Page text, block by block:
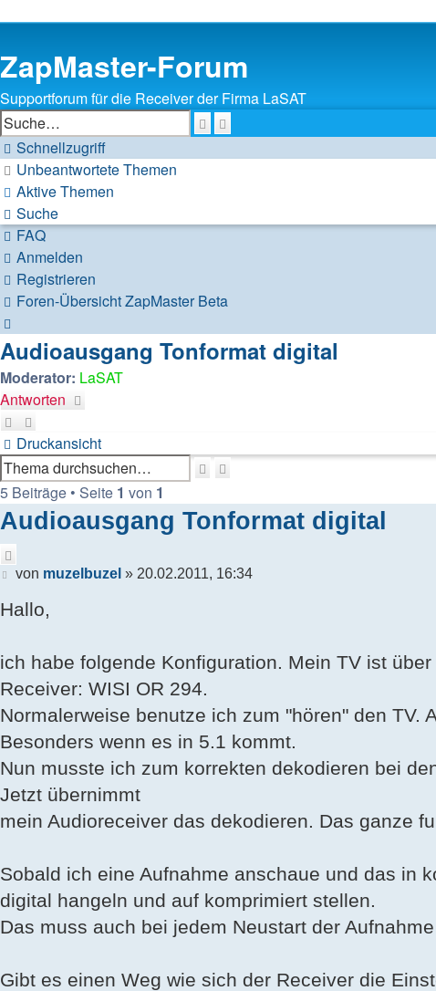
ZapMaster-Forum
Supportforum für die Receiver der Firma LaSAT
Suche
Suche
Schnellzugriff
Unbeantwortete Themen
Aktive Themen
Suche
FAQ
Anmelden
Registrieren
Foren-ÜbersichtZapMaster Beta
Audioausgang Tonformat digital
Moderator: LaSAT
Antworten
Druckansicht
Suche
5 Beiträge • Seite 1 von 1
Audioausgang Tonformat digital
Beitrag
von muzelbuzel » 20.02.2011, 16:34
Hallo,
ich habe folgende Konfiguration. Mein TV ist
Receiver: WISI OR 294.
Normalerweise benutze ich zum "hören" den TV.
Besonders wenn es in 5.1 kommt.
Nun musste ich zum korrekten dekodieren bei
Jetzt übernimmt
mein Audioreceiver das dekodieren. Das ganze
Sobald ich eine Aufnahme anschaue und das in
digital hangeln und auf komprimiert stellen.
Das muss auch bei jedem Neustart der
Gibt es einen Weg wie sich der Receiver die